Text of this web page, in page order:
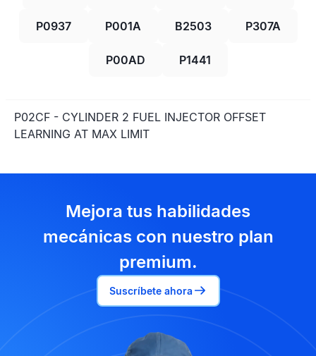
P0937 P001A B2503 P307A
P00AD P1441
P02CF - CYLINDER 2 FUEL INJECTOR OFFSET
LEARNING AT MAX LIMIT
Mejora tus habilidades
mecánicas con nuestro plan
premium.
Suscríbete ahora